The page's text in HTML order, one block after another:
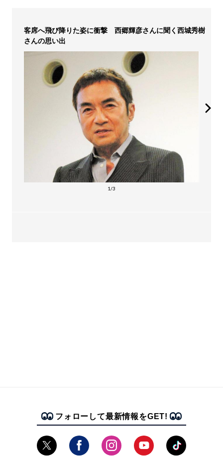
客席へ飛び降りた姿に衝撃 西郷輝彦さんに聞く西城秀樹
さんの思い出
1/3
フォローして最新情報をGET!